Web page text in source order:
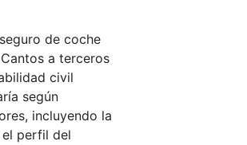
de coche
a terceros
civil
según
incluyendo la
perfil del